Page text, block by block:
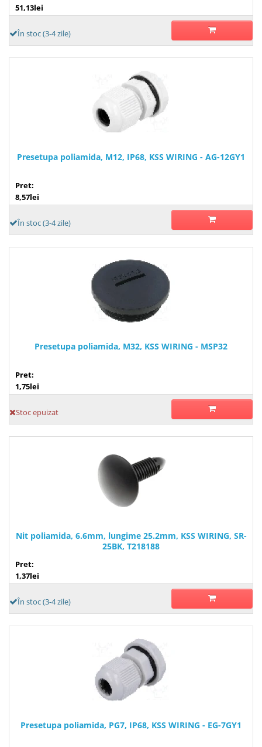
51,13lei
În stoc (3-4 zile)
Presetupa poliamida, M12, IP68, KSS WIRING - AG-12GY1
Pret:
8,57lei
În stoc (3-4 zile)
Presetupa poliamida, M32, KSS WIRING - MSP32
Pret:
1,75lei
Stoc epuizat
Nit poliamida, 6.6mm, lungime 25.2mm, KSS WIRING, SR-
25BK, T218188
Pret:
1,37lei
În stoc (3-4 zile)
Presetupa poliamida, PG7, IP68, KSS WIRING - EG-7GY1